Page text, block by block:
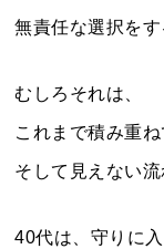
無責任な選択をす
むしろそれは、
これまで積み重
そして見えない流
40代は、守りに